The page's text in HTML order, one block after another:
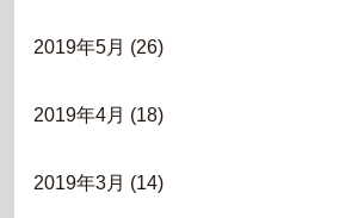
2019年5月 (26)
2019年4月 (18)
2019年3月 (14)